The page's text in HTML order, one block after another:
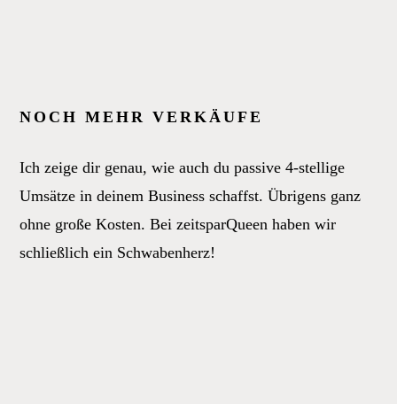
NOCH MEHR VERKÄUFE
Ich zeige dir genau, wie auch du passive 4-stellige
Umsätze in deinem Business schaffst. Übrigens ganz
ohne große Kosten. Bei zeitsparQueen haben wir
schließlich ein Schwabenherz!